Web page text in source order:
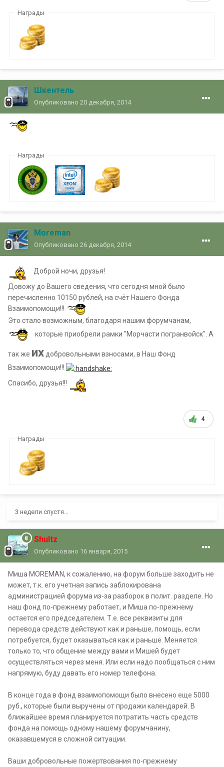
Награды
Шкентель
Опубликовано 20 декабря, 2014
Награды
Moreman
Опубликовано 26 декабря, 2014
Доброй ночи, друзья!
Довожу до Вашего сведения, что сегодня мной было
перечисленно 10150 рублей, на счёт Нашего Фонда
Взаимопомощи!!!
Это стало возможным, благодаря нашим форумчанам,
которые приобрели рамки "Морчасти погранвойск". А
так же ихдобровольными взносами, в Наш Фонд
Взаимопомощи!!!
Спасибо, друзья!!!
4
Награды
3 недели спустя...
Shultz
Опубликовано 16 января, 2015
Миша MOREMAN, к сожалению, на форум больше заходить не
может, т.к. его учетная запись заблокирована
администрацией форума из-за разборок в полит. разделе. Но
наш фонд по-прежнему работает, и Миша по-прежнему
остается его председателем. Т.е. все реквизиты для
перевода средств действуют как и раньше, помощь, если
потребуется, будет оказываться как и раньше. Меняется
только то, что общение между вами и Мишей будет
осуществляться через меня. Или если надо пообщаться с ним
напрямую, буду давать его номер телефона.
В конце года в фонд взаимопомощи было внесено еще 5000
руб., которые были выручены от продажи календарей. В
ближайшее время планируется потратить часть средств
фонда на помощь одному нашему форумчанину,
оказавшемуся в сложной ситуации.
Ваши добровольные пожертвования по-прежнему